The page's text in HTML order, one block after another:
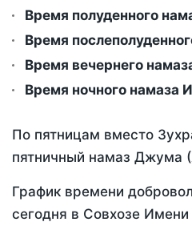
Время полуденного
Время
Время вечернего
Время ночного намаза
По пятницам вместо
пятничный намаз Джума
График времени
сегодня в Совхозе